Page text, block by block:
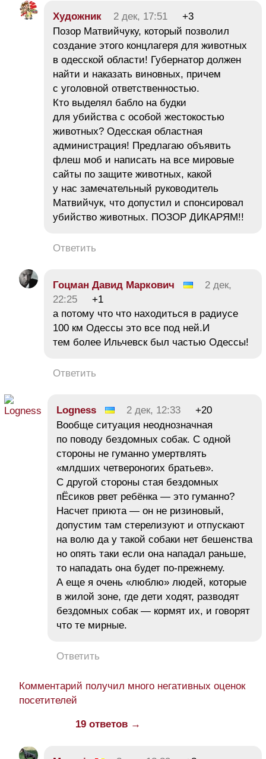
Художник 2 дек, 17:51
+3
Позор Матвийчуку, который позволил
создание этого концлагеря для животных
в одесской области! Губернатор должен
найти и наказать виновных, причем
с уголовной ответственностью.
Кто выделял бабло на будки
для убийства с особой жестокостью
животных? Одесская областная
администрация! Предлагаю объявить
флеш моб и написать на все мировые
сайты по защите животных, какой
у нас замечательный руководитель
Матвийчук, что допустил и спонсировал
убийство животных. ПОЗОР ДИКАРЯМ!!
Ответить
Гоцман Давид Маркович
2 дек,
22:25
+1
а потому что что находиться в радиусе
100 км Одессы это все под ней.И
тем более Ильчевск был частью Одессы!
Ответить
Logness 2 дек, 12:33
+20
Вообще ситуация неоднозначная
по поводу бездомных собак. С одной
стороны не гуманно умертвлять
«млдших четвероногих братьев».
С другой стороны стая бездомных
пЁсиков рвет ребёнка — это гуманно?
Насчет приюта — он не ризиновый,
допустим там стерелизуют и отпускают
на волю да у такой собаки нет бешенства
но опять таки если она нападал раньше,
то нападать она будет по-прежнему.
А еще я очень «люблю» людей, которые
в жилой зоне, где дети ходят, разводят
бездомных собак — кормят их, и говорят
что те мирные.
Ответить
Комментарий получил много негативных оценок
посетителей
19 ответов →